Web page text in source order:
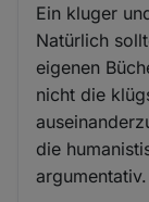
Ein kluger
Natürlich
eigenen
nicht die
die
argumentativ.